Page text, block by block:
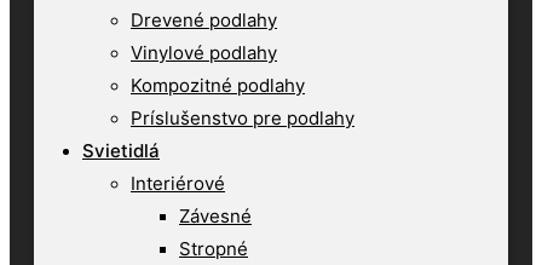
Drevené podlahy
Vinylové podlahy
Kompozitné podlahy
Príslušenstvo pre podlahy
Svietidlá
Interiérové
Závesné
Stropné